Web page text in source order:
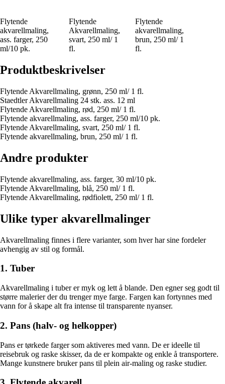
Flytende
akvarellmaling,
ass. farger, 250
ml/10 pk.
Flytende
Akvarellmaling,
svart, 250 ml/ 1
fl.
Flytende
akvarellmaling,
brun, 250 ml/ 1
fl.
Produktbeskrivelser
Flytende Akvarellmaling, grønn, 250 ml/ 1 fl.
Staedtler Akvarellmaling 24 stk. ass. 12 ml
Flytende Akvarellmaling, rød, 250 ml/ 1 fl.
Flytende akvarellmaling, ass. farger, 250 ml/10 pk.
Flytende Akvarellmaling, svart, 250 ml/ 1 fl.
Flytende akvarellmaling, brun, 250 ml/ 1 fl.
Andre produkter
Flytende akvarellmaling, ass. farger, 30 ml/10 pk.
Flytende Akvarellmaling, blå, 250 ml/ 1 fl.
Flytende Akvarellmaling, rødfiolett, 250 ml/ 1 fl.
Ulike typer akvarellmalinger
Akvarellmaling finnes i flere varianter, som hver har sine fordeler
avhengig av stil og formål.
1. Tuber
Akvarellmaling i tuber er myk og lett å blande. Den egner seg godt til
større malerier der du trenger mye farge. Fargen kan fortynnes med
vann for å skape alt fra intense til transparente nyanser.
2. Pans (halv- og helkopper)
Pans er tørkede farger som aktiveres med vann. De er ideelle til
reisebruk og raske skisser, da de er kompakte og enkle å transportere.
Mange kunstnere bruker pans til plein air-maling og raske studier.